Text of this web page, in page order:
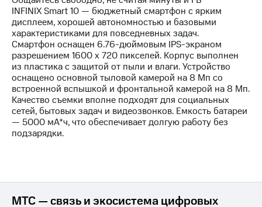
Выбрать
красивый
номер
Заменить
SIM-
карту
Перейти
на
eSIM
ТВ
Интернет,
ТВ и телефон
для дома
Услуги
Личный
кабинет
интернета
и
ТВ
ТВ
приложение
INFINIX Smart 10 — бюджетный смартфон с ярким
дисплеем, хорошей автономностью и базовыми
характеристиками для повседневных задач.
Смартфон оснащен 6.76-дюймовым IPS-экраном
разрешением 1600 х 720 пикселей. Корпус выполнен
из пластика с защитой от пыли и влаги. Устройство
оснащено основной тыловой камерой на 8 Мп со
встроенной вспышкой и фронтальной камерой на 8 Мп.
Качество съемки вполне подходят для социальных
сетей, бытовых задач и видеозвонков. Емкость батареи
— 5000 мА*ч, что обеспечивает долгую работу без
подзарядки.
МТС — связь и экосистема цифровых